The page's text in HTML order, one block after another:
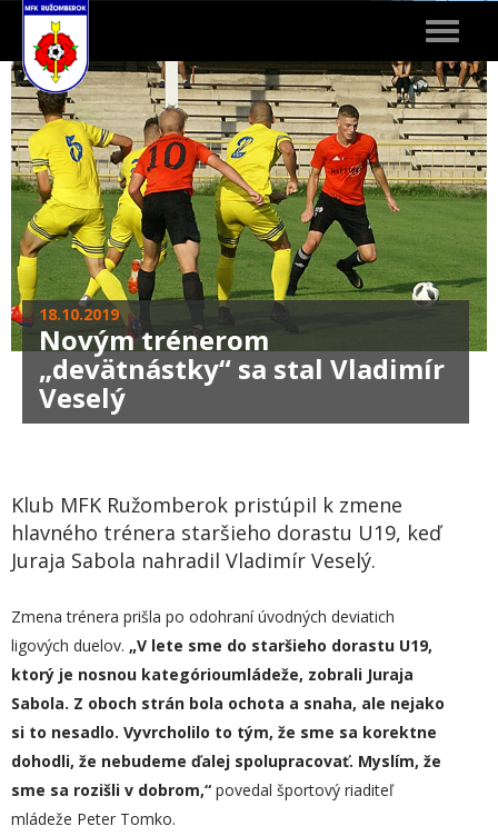
Toggle
18.10.2019
Novým trénerom
„devätnástky“ sa stal Vladimír
Veselý
Klub MFK Ružomberok pristúpil k zmene
hlavného trénera staršieho dorastu U19, keď
Juraja Sabola nahradil Vladimír Veselý.
Zmena trénera prišla po odohraní úvodných deviatich
ligových duelov. „V lete sme do staršieho dorastu U19,
ktorý je nosnou kategórioumládeže, zobrali Juraja
Sabola. Z oboch strán bola ochota a snaha, ale nejako
si to nesadlo. Vyvrcholilo to tým, že sme sa korektne
dohodli, že nebudeme ďalej spolupracovať. Myslím, že
sme sa rozišli v dobrom,“ povedal športový riaditeľ
mládeže Peter Tomko.